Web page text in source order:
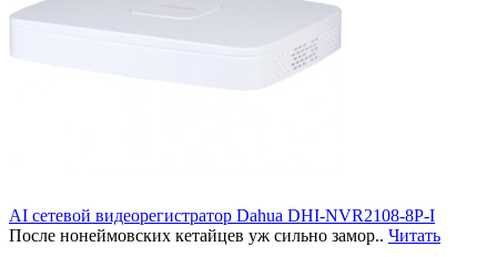
AI сетевой видеорегистратор Dahua DHI-NVR2108-8P-I
После нонеймовских кетайцев уж сильно замор.. Читать